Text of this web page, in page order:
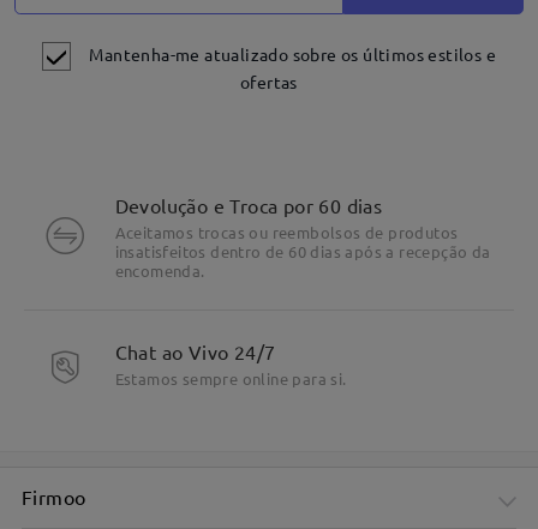
Mantenha-me atualizado sobre os últimos estilos e
ofertas
Devolução e Troca por 60 dias
Aceitamos trocas ou reembolsos de produtos
insatisfeitos dentro de 60 dias após a recepção da
encomenda.
Chat ao Vivo 24/7
Estamos sempre online para si.
Firmoo